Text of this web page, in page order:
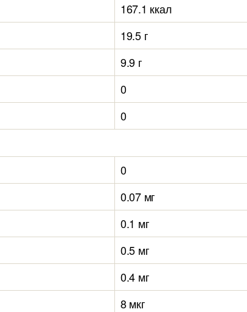
167.1 ккал
19.5 г
9.9 г
0
0
0
0.07 мг
0.1 мг
0.5 мг
0.4 мг
8 мкг